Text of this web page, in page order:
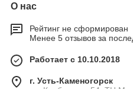
О нас
Рейтинг не сформирован
Менее 5 отзывов за
Работает с 10.10.2018
г. Усть-Каменогорск